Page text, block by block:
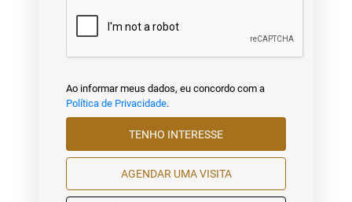
Ao informar meus dados, eu concordo com a
Política de Privacidade.
TENHO INTERESSE
AGENDAR UMA VISITA